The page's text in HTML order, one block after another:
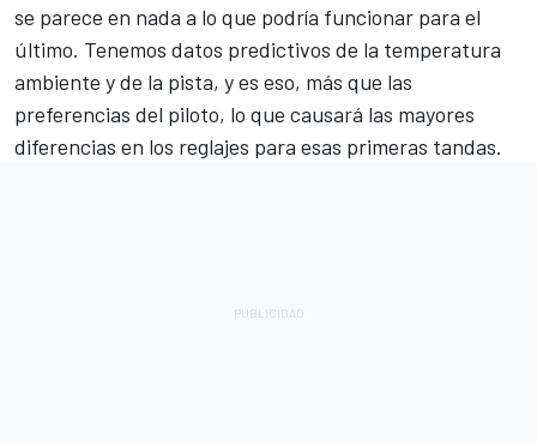
se parece en nada a lo que podría funcionar para el
último. Tenemos datos predictivos de la temperatura
ambiente y de la pista, y es eso, más que las
preferencias del piloto, lo que causará las mayores
diferencias en los reglajes para esas primeras tandas.